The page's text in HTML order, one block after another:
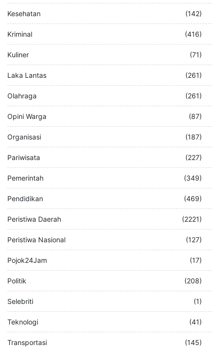
Kesehatan (142)
Kriminal (416)
Kuliner (71)
Laka Lantas (261)
Olahraga (261)
Opini Warga (87)
Organisasi (187)
Pariwisata (227)
Pemerintah (349)
Pendidikan (469)
Peristiwa Daerah (2221)
Peristiwa Nasional (127)
Pojok24Jam (17)
Politik (208)
Selebriti (1)
Teknologi (41)
Transportasi (145)